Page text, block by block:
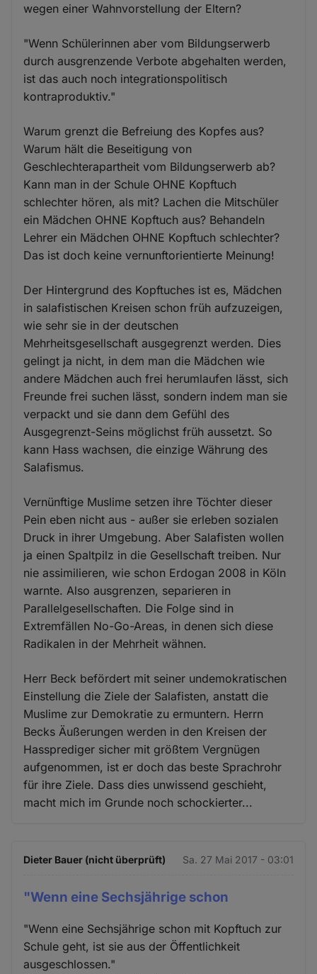
wegen einer Wahnvorstellung der Eltern?
"Wenn Schülerinnen aber vom Bildungserwerb
durch ausgrenzende Verbote abgehalten werden,
ist das auch noch integrationspolitisch
kontraproduktiv."
Warum grenzt die Befreiung des Kopfes aus?
Warum hält die Beseitigung von
Geschlechterapartheit vom Bildungserwerb ab?
Kann man in der Schule OHNE Kopftuch
schlechter hören, als mit? Lachen die Mitschüler
ein Mädchen OHNE Kopftuch aus? Behandeln
Lehrer ein Mädchen OHNE Kopftuch schlechter?
Das ist doch keine vernunftorientierte Meinung!
Der Hintergrund des Kopftuches ist es, Mädchen
in salafistischen Kreisen schon früh aufzuzeigen,
wie sehr sie in der deutschen
Mehrheitsgesellschaft ausgegrenzt werden. Dies
gelingt ja nicht, in dem man die Mädchen wie
andere Mädchen auch frei herumlaufen lässt, sich
Freunde frei suchen lässt, sondern indem man sie
verpackt und sie dann dem Gefühl des
Ausgegrenzt-Seins möglichst früh aussetzt. So
kann Hass wachsen, die einzige Währung des
Salafismus.
Vernünftige Muslime setzen ihre Töchter dieser
Pein eben nicht aus - außer sie erleben sozialen
Druck in ihrer Umgebung. Aber Salafisten wollen
ja einen Spaltpilz in die Gesellschaft treiben. Nur
nie assimilieren, wie schon Erdogan 2008 in Köln
warnte. Also ausgrenzen, separieren in
Parallelgesellschaften. Die Folge sind in
Extremfällen No-Go-Areas, in denen sich diese
Radikalen in der Mehrheit wähnen.
Herr Beck befördert mit seiner undemokratischen
Einstellung die Ziele der Salafisten, anstatt die
Muslime zur Demokratie zu ermuntern. Herrn
Becks Äußerungen werden in den Kreisen der
Hassprediger sicher mit größtem Vergnügen
aufgenommen, ist er doch das beste Sprachrohr
für ihre Ziele. Dass dies unwissend geschieht,
macht mich im Grunde noch schockierter...
Dieter Bauer (nicht überprüft) Sa. 27 Mai 2017 - 03:01
"Wenn eine Sechsjährige schon
"Wenn eine Sechsjährige schon mit Kopftuch zur
Schule geht, ist sie aus der Öffentlichkeit
ausgeschlossen."